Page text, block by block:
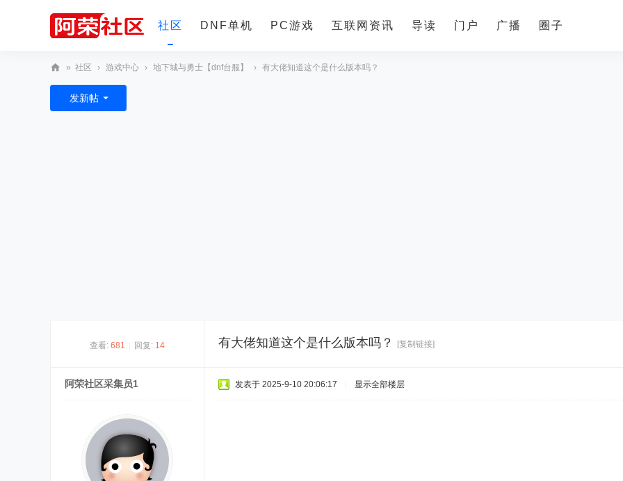
社区 DNF单机 PC游戏 互联网资讯 导读 门户 广播 圈子
阿
荣
» 社区 › 游戏中心 › 地下城与勇士【dnf台服】 › 有大佬知道这个是什么版本吗？
发新帖
查看: 681 回复: 14 有大佬知道这个是什么版本吗？ [复制链接]
阿荣社区采集员1 发表于 2025-9-10 20:06:17 显示全部楼层